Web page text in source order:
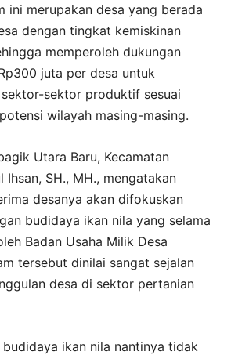
ini merupakan desa yang berada
dengan tingkat kemiskinan
memperoleh dukungan
juta per desa untuk
sektor produktif sesuai
wilayah masing-masing.
Utara Baru, Kecamatan
Ihsan, SH., MH., mengatakan
desanya akan difokuskan
budidaya ikan nila yang selama
Badan Usaha Milik Desa
tersebut dinilai sangat sejalan
desa di sektor pertanian
budidaya ikan nila nantinya tidak